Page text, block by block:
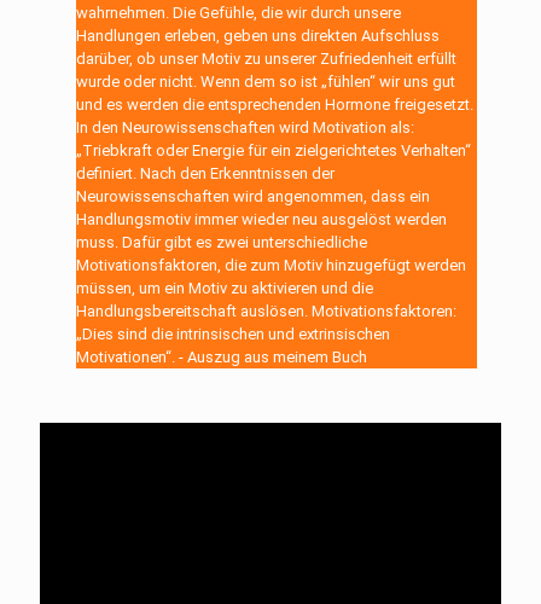
wahrnehmen. Die Gefühle, die wir durch unsere
Handlungen erleben, geben uns direkten Aufschluss
darüber, ob unser Motiv zu unserer Zufriedenheit erfüllt
wurde oder nicht. Wenn dem so ist „fühlen“ wir uns gut
und es werden die entsprechenden Hormone freigesetzt.
In den Neurowissenschaften wird Motivation als:
„Triebkraft oder Energie für ein zielgerichtetes Verhalten“
definiert. Nach den Erkenntnissen der
Neurowissenschaften wird angenommen, dass ein
Handlungsmotiv immer wieder neu ausgelöst werden
muss. Dafür gibt es zwei unterschiedliche
Motivationsfaktoren, die zum Motiv hinzugefügt werden
müssen, um ein Motiv zu aktivieren und die
Handlungsbereitschaft auslösen. Motivationsfaktoren:
„Dies sind die intrinsischen und extrinsischen
Motivationen“. - Auszug aus meinem Buch